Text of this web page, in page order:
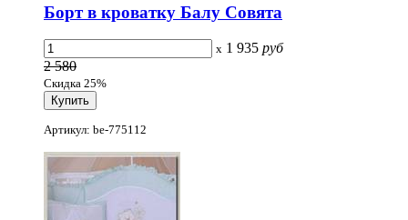
Борт в кроватку Балу Совята
x 1 935 руб
2 580
Скидка 25%
Артикул: be-775112